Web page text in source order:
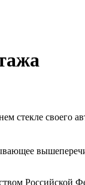
стекле своего